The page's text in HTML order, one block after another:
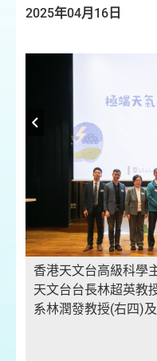
2025年04月16日
香港天文台高級科學
天文台台長林超英教
系林潤發教授(右四)